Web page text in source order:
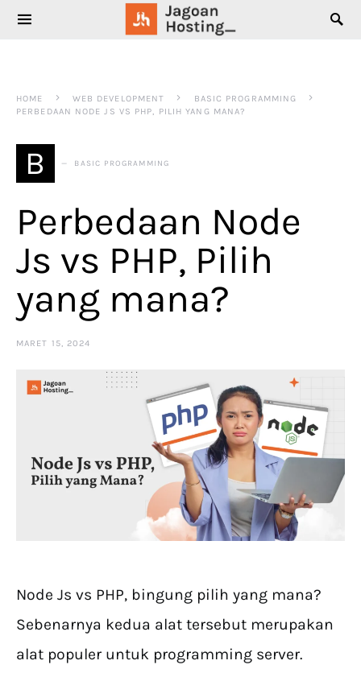
SEARCH FOR:
HOME WEB DEVELOPMENT
BASIC PROGRAMMING
PERBEDAAN NODE JS VS PHP, PILIH YANG MANA?
B BASIC PROGRAMMING
Perbedaan Node
Js vs PHP, Pilih
yang mana?
MARET 15, 2024
Node Js vs PHP, bingung pilih yang mana?
Sebenarnya kedua alat tersebut merupakan
alat populer untuk programming server.